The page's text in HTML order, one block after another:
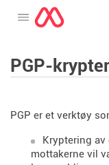
Åpne menyen
PGP-
PGP er et verktøy
Kryptering av
mottakerne vil